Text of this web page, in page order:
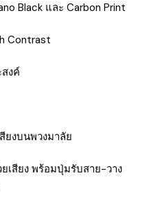
Black และ Carbon Print
Contrast
งค์
ยงบนพวงมาลัย
เสียง พร้อมปุ่มรับสาย-วาง